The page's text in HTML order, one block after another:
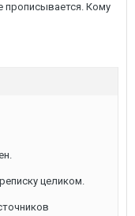
прописывается. Кому
целиком.